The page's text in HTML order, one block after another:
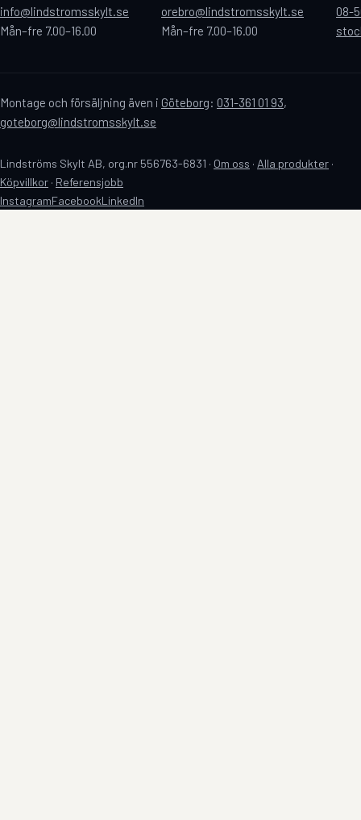
info@lindstromsskylt.se
Mån–fre 7.00–16.00
orebro@lindstromsskylt.se
Mån–fre 7.00–16.00
08-
Montage och försäljning även i Göteborg: 031-361 01 93,
goteborg@lindstromsskylt.se
Lindströms Skylt AB, org.nr 556763-6831 · Om oss · Alla produkter ·
Köpvillkor · Referensjobb
InstagramFacebookLinkedIn